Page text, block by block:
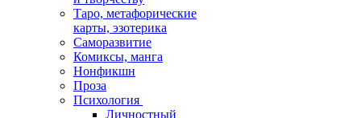
Таро, метафорические
карты, эзотерика
Саморазвитие
Комиксы, манга
Нонфикшн
Проза
Психология
Личностный